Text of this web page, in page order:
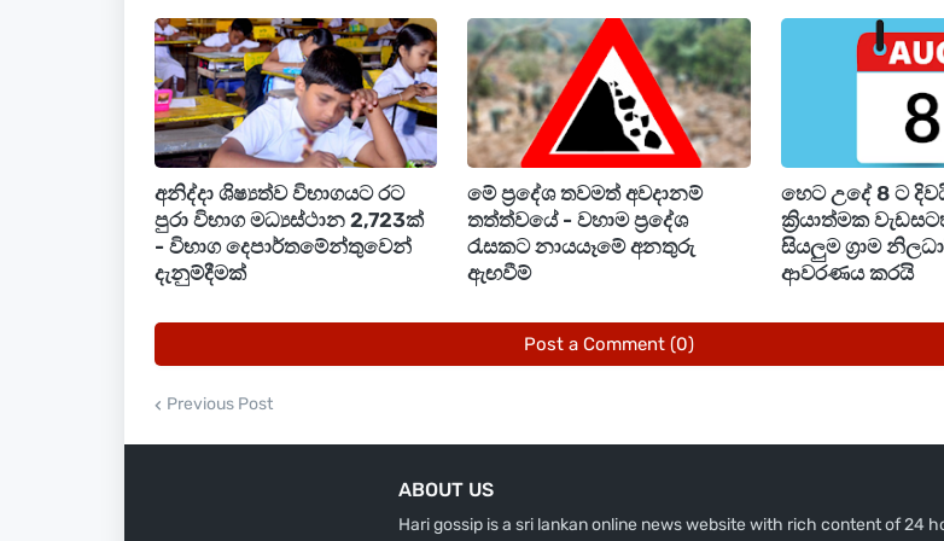
1.6ක මුදලක් ලබාදෙනු ලැබූ අතර, එය රුපියල් මිලියන 2.5 දක්වා ඉහළ නැංවීමට රජය
ඇත.
ඒ අනුව ආරක්ෂක අමාත්‍යවරයා වශයෙන් ජනාධිපතිවරයා ඉදිරිපත් කළ යෝජනාවට
සංශෝධනය සිදු කර ‍තිබෙන අතර එම යෝජනාවට අමාත්‍ය මණ්ඩලය මඟින් අනුමැතිය
තිබෙනවා.
අනිද්දා ශිෂ්‍යත්ව විභාගයට රට
පුරා විභාග මධ්‍යස්ථාන 2,723ක්
- විභාග දෙපාර්තමේන්තුවෙන්
දැනුම්දීමක්
මේ ප්‍රදේශ තවමත් අවදානම්
තත්ත්වයේ - වහාම ප්‍රදේශ
රැසකට නායයෑමේ අනතුරු
ඇඟවීම්
හෙට උදේ 8 ට
ක්‍රියාත්මක
සියලුම ග්‍රාම
ආවරණය කරයි
Post a Comment (0)
Previous Post
ABOUT US
Hari gossip is a sri lankan online news website with rich content of 24